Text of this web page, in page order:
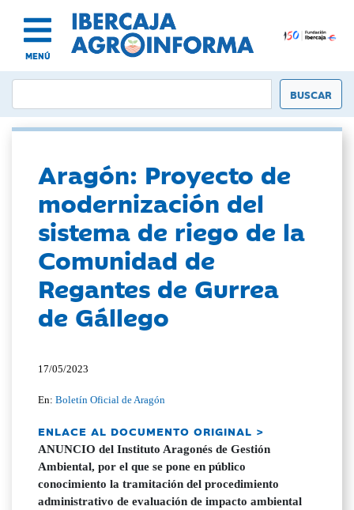
MENÚ
Aragón: Proyecto de
modernización del
sistema de riego de la
Comunidad de
Regantes de Gurrea
de Gállego
17/05/2023
En:Boletín Oficial de Aragón
ENLACE AL DOCUMENTO ORIGINAL >
ANUNCIO del Instituto Aragonés de Gestión
Ambiental, por el que se pone en público
conocimiento la tramitación del procedimiento
administrativo de evaluación de impacto ambiental